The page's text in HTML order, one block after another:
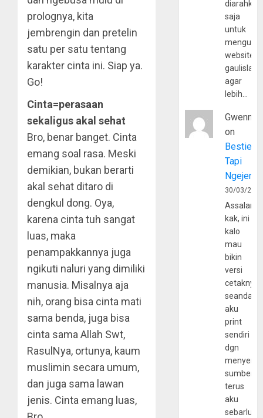
prolognya, kita
jembrengin dan pretelin
satu per satu tentang
karakter cinta ini. Siap ya.
Go!
Cinta=perasaan
sekaligus akal sehat
Bro, benar banget. Cinta
emang soal rasa. Meski
demikian, bukan berarti
akal sehat ditaro di
dengkul dong. Oya,
karena cinta tuh sangat
luas, maka
penampakkannya juga
ngikuti naluri yang dimiliki
manusia. Misalnya aja
nih, orang bisa cinta mati
sama benda, juga bisa
cinta sama Allah Swt,
RasulNya, ortunya, kaum
muslimin secara umum,
dan juga sama lawan
jenis. Cinta emang luas,
diarahkan
saja
untuk
website
agar
lebih…
Gwenny
on
Bestie
Tapi
30/03/
kak, ini
kalo
mau
bikin
versi
cetaknya
aku
print
sendiri
dgn
sumber
terus
aku